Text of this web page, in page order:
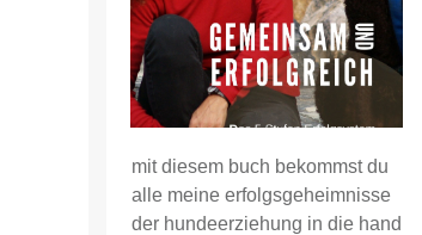
mit diesem buch bekommst du
alle meine erfolgsgeheimnisse
der hundeerziehung in die hand